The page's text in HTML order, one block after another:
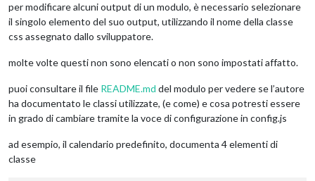
per modificare alcuni output di un modulo, è necessario selezionare
il singolo elemento del suo output, utilizzando il nome della classe
css assegnato dallo sviluppatore.
molte volte questi non sono elencati o non sono impostati affatto.
puoi consultare il file README.md del modulo per vedere se l’autore
ha documentato le classi utilizzate, (e come) e cosa potresti essere
in grado di cambiare tramite la voce di configurazione in config.js
ad esempio, il calendario predefinito, documenta 4 elementi di
classe